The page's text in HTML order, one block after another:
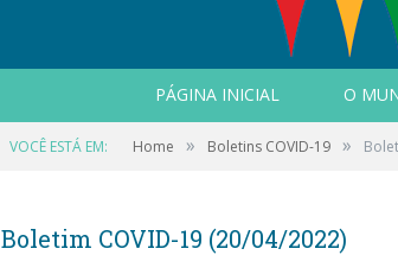
PÁGINA INICIAL O
VOCÊ ESTÁ EM: Home » Boletins COVID-19 »
Boletim COVID-19 (20/04/2022)